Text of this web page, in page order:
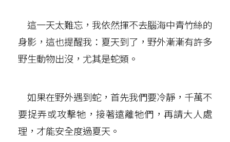
這一天太難忘，我依然揮不去腦海中青竹絲的
身影，這也提醒我：夏天到了，野外漸漸有許多
野生動物出沒，尤其是蛇類。
如果在野外遇到蛇，首先我們要冷靜，千萬不
要捉弄或攻擊牠，接著遠離牠們，再請大人處
理，才能安全度過夏天。